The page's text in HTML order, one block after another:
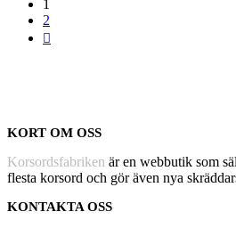
1
2
KORT OM OSS
Korsordsfabriken är en webbutik som
flesta korsord och gör även nya
KONTAKTA OSS